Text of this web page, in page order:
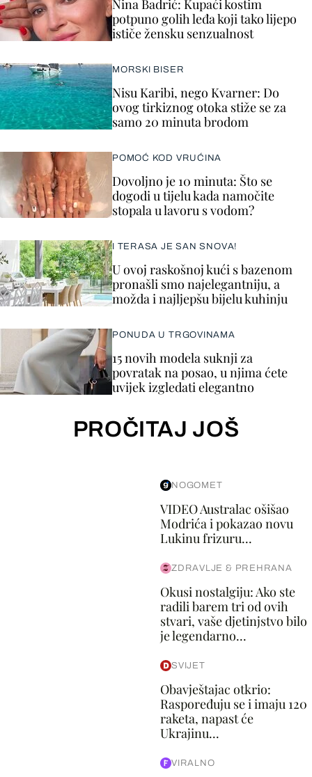
Nina Badrić: Kupaći kostim
potpuno golih leđa koji tako lijepo
ističe žensku senzualnost
MORSKI BISER
Nisu Karibi, nego Kvarner: Do
ovog tirkiznog otoka stiže se za
samo 20 minuta brodom
POMOĆ KOD VRUĆINA
Dovoljno je 10 minuta: Što se
dogodi u tijelu kada namočite
stopala u lavoru s vodom?
I TERASA JE SAN SNOVA!
U ovoj raskošnoj kući s bazenom
pronašli smo najelegantniju, a
možda i najljepšu bijelu kuhinju
PONUDA U TRGOVINAMA
15 novih modela suknji za
povratak na posao, u njima ćete
uvijek izgledati elegantno
PROČITAJ JOŠ
NOGOMET
VIDEO Australac ošišao
Modrića i pokazao novu
Lukinu frizuru...
ZDRAVLJE & PREHRANA
Okusi nostalgiju: Ako ste
radili barem tri od ovih
stvari, vaše djetinjstvo bilo
je legendarno...
SVIJET
Obavještajac otkrio:
Raspoređuju se i imaju 120
raketa, napast će
Ukrajinu...
VIRALNO